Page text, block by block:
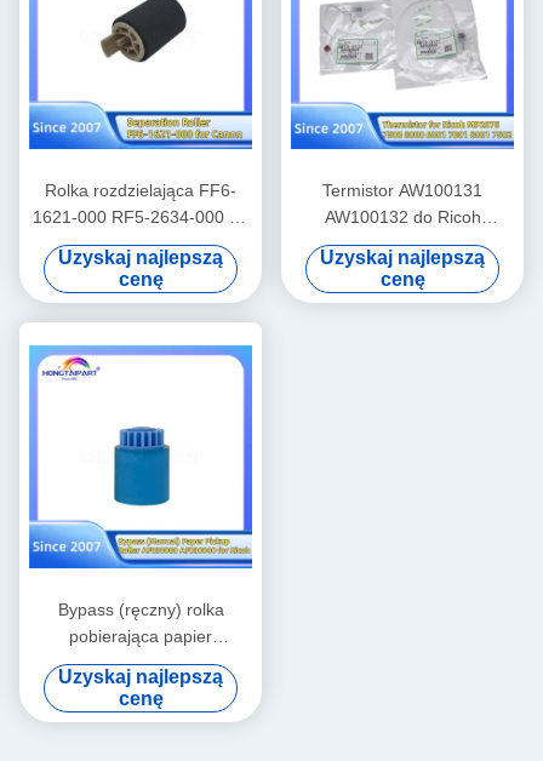
Rolka rozdzielająca FF6-
1621-000 RF5-2634-000 do
Canon IR1600 2000 2010
2016 2020 2018 2022 2025
2030 2202 2002 2300 2320
2318 2420 2422 HP
LaserJet 5000 5100 Części
zamienne HONGTAIPART
Uzyskaj najlepszą
cenę
Termistor AW100131
AW100132 do Ricoh
MP2075 7500 8000 6001
7001 8001 7502 Części
zamienne
Uzyskaj najlepszą
cenę
Bypass (ręczny) rolka
pobierająca papier
AF030080 AF030040 dla
Ricoh AF2051 2060 2075
2090 2105 3260 kolor 5560
Uzyskaj najlepszą
cenę